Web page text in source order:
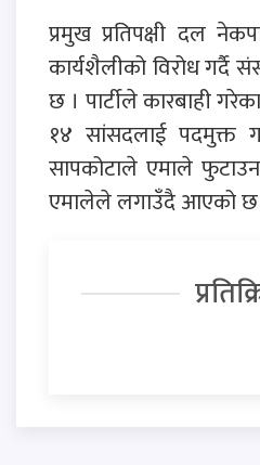
प्रमुख प्रतिपक्षी दल
कार्यशैलीको विरोध गर्दै
छ । पार्टीले कारबाही
१४ सांसदलाई पदमुक्त
सापकोटाले एमाले
एमालेले लगाउँदै आएको छ